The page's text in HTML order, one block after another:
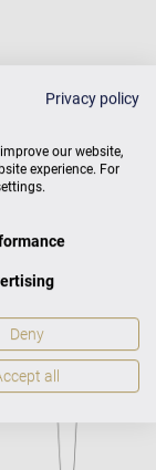
Privacy policy
our website,
experience. For
Deny
all